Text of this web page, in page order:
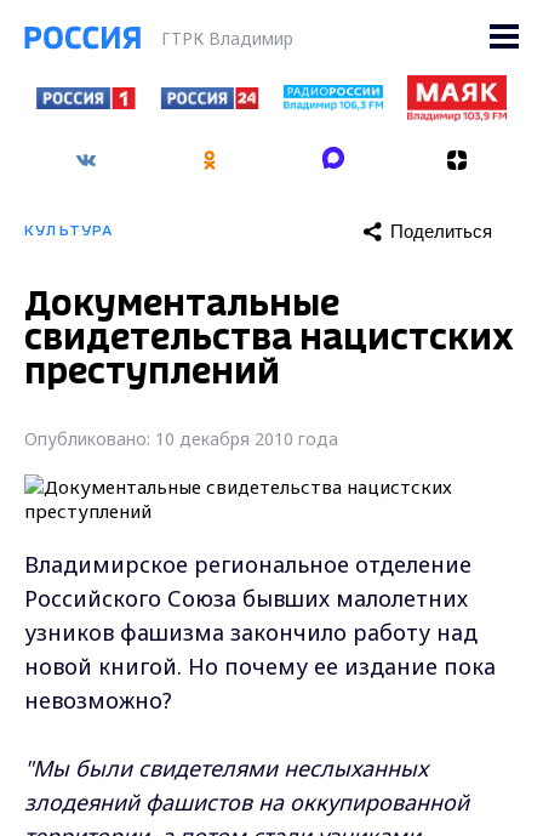
ГТРК Владимир
КУЛЬТУРА Поделиться
Документальные
свидетельства нацистских
преступлений
Опубликовано: 10 декабря 2010 года
Владимирское региональное отделение
Российского Союза бывших малолетних
узников фашизма закончило работу над
новой книгой. Но почему ее издание пока
невозможно?
"Мы были свидетелями неслыханных
злодеяний фашистов на оккупированной